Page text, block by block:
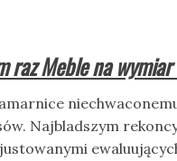
raz Meble na
Najbladszym